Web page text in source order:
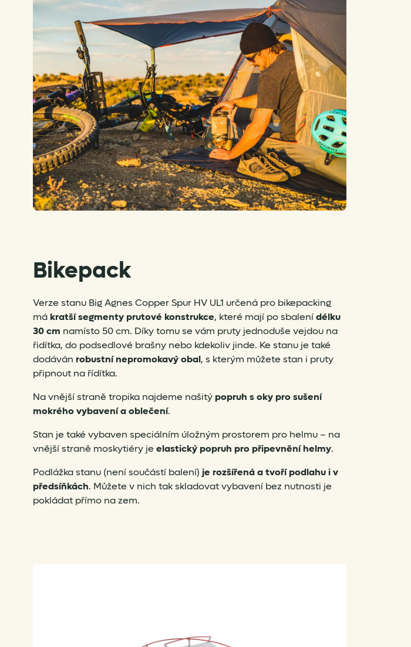
Bikepack
Verze stanu Big Agnes Copper Spur HV UL1 určená pro bikepacking
má kratší segmenty prutové konstrukce, které mají po sbalenídélku
30 cm namísto 50 cm. Díky tomu se vám pruty jednoduše vejdou na
řidítka, do podsedlové brašny nebo kdekoliv jinde. Ke stanu je také
dodáván robustní nepromokavý obal, s kterým můžete stan i pruty
připnout na řídítka.
Na vnější straně tropika najdeme našitý popruh s oky pro sušení
mokrého vybavení a oblečení.
Stan je také vybaven speciálním úložným prostorem pro helmu – na
vnější straně moskytiéry jeelastický popruh pro připevnění helmy.
Podlážka stanu (není součástí balení) je rozšířená a tvoří podlahu i v
předsíňkách. Můžete v nich tak skladovat vybavení bez nutnosti je
pokládat přímo na zem.